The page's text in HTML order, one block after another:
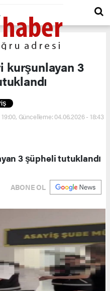
kurşunlayan 3
Güncelleme: 04.06.2026 - 18:43
3 şüpheli tutuklandı
ABONE OL